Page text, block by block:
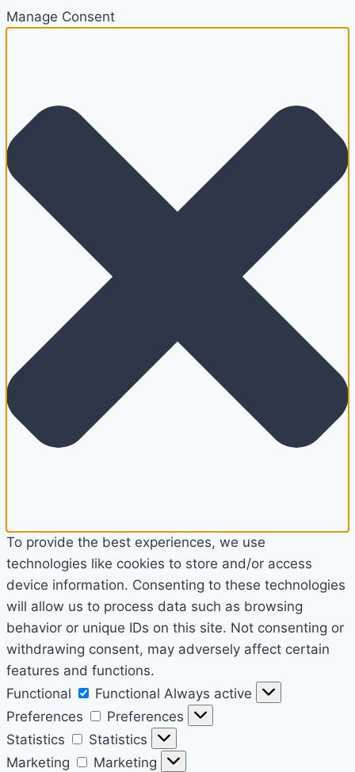
Manage Consent
To provide the best experiences, we use
technologies like cookies to store and/or access
device information. Consenting to these technologies
will allow us to process data such as browsing
behavior or unique IDs on this site. Not consenting or
withdrawing consent, may adversely affect certain
features and functions.
Functional
Functional Always active
Preferences
Preferences
Statistics
Statistics
Marketing
Marketing